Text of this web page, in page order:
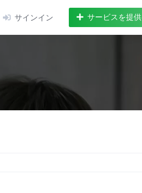
サインイン サービスを提供